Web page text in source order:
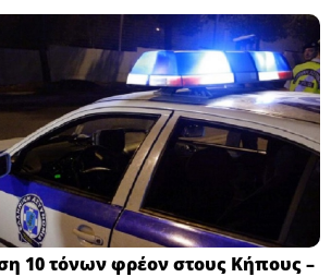
10 τόνων φρέον στους Κήπους –